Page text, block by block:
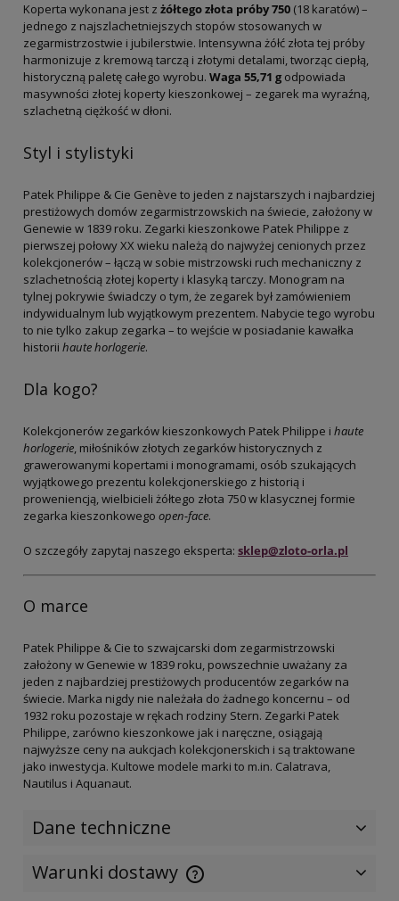
Koperta wykonana jest z żółtego złota próby 750 (18 karatów) –
jednego z najszlachetniejszych stopów stosowanych w
zegarmistrzostwie i jubilerstwie. Intensywna żółć złota tej próby
harmonizuje z kremową tarczą i złotymi detalami, tworząc ciepłą,
historyczną paletę całego wyrobu. Waga 55,71 g odpowiada
masywności złotej koperty kieszonkowej – zegarek ma wyraźną,
szlachetną ciężkość w dłoni.
Styl i stylistyki
Patek Philippe & Cie Genève to jeden z najstarszych i najbardziej
prestiżowych domów zegarmistrzowskich na świecie, założony w
Genewie w 1839 roku. Zegarki kieszonkowe Patek Philippe z
pierwszej połowy XX wieku należą do najwyżej cenionych przez
kolekcjonerów – łączą w sobie mistrzowski ruch mechaniczny z
szlachetnością złotej koperty i klasyką tarczy. Monogram na
tylnej pokrywie świadczy o tym, że zegarek był zamówieniem
indywidualnym lub wyjątkowym prezentem. Nabycie tego wyrobu
to nie tylko zakup zegarka – to wejście w posiadanie kawałka
historii haute horlogerie.
Dla kogo?
Kolekcjonerów zegarków kieszonkowych Patek Philippe i haute
horlogerie, miłośników złotych zegarków historycznych z
grawerowanymi kopertami i monogramami, osób szukających
wyjątkowego prezentu kolekcjonerskiego z historią i
proweniencją, wielbicieli żółtego złota 750 w klasycznej formie
zegarka kieszonkowego open-face.
O szczegóły zapytaj naszego eksperta: sklep@zloto-orla.pl
O marce
Patek Philippe & Cie to szwajcarski dom zegarmistrzowski
założony w Genewie w 1839 roku, powszechnie uważany za
jeden z najbardziej prestiżowych producentów zegarków na
świecie. Marka nigdy nie należała do żadnego koncernu – od
1932 roku pozostaje w rękach rodziny Stern. Zegarki Patek
Philippe, zarówno kieszonkowe jak i naręczne, osiągają
najwyższe ceny na aukcjach kolekcjonerskich i są traktowane
jako inwestycja. Kultowe modele marki to m.in. Calatrava,
Nautilus i Aquanaut.
Dane techniczne
Warunki dostawy